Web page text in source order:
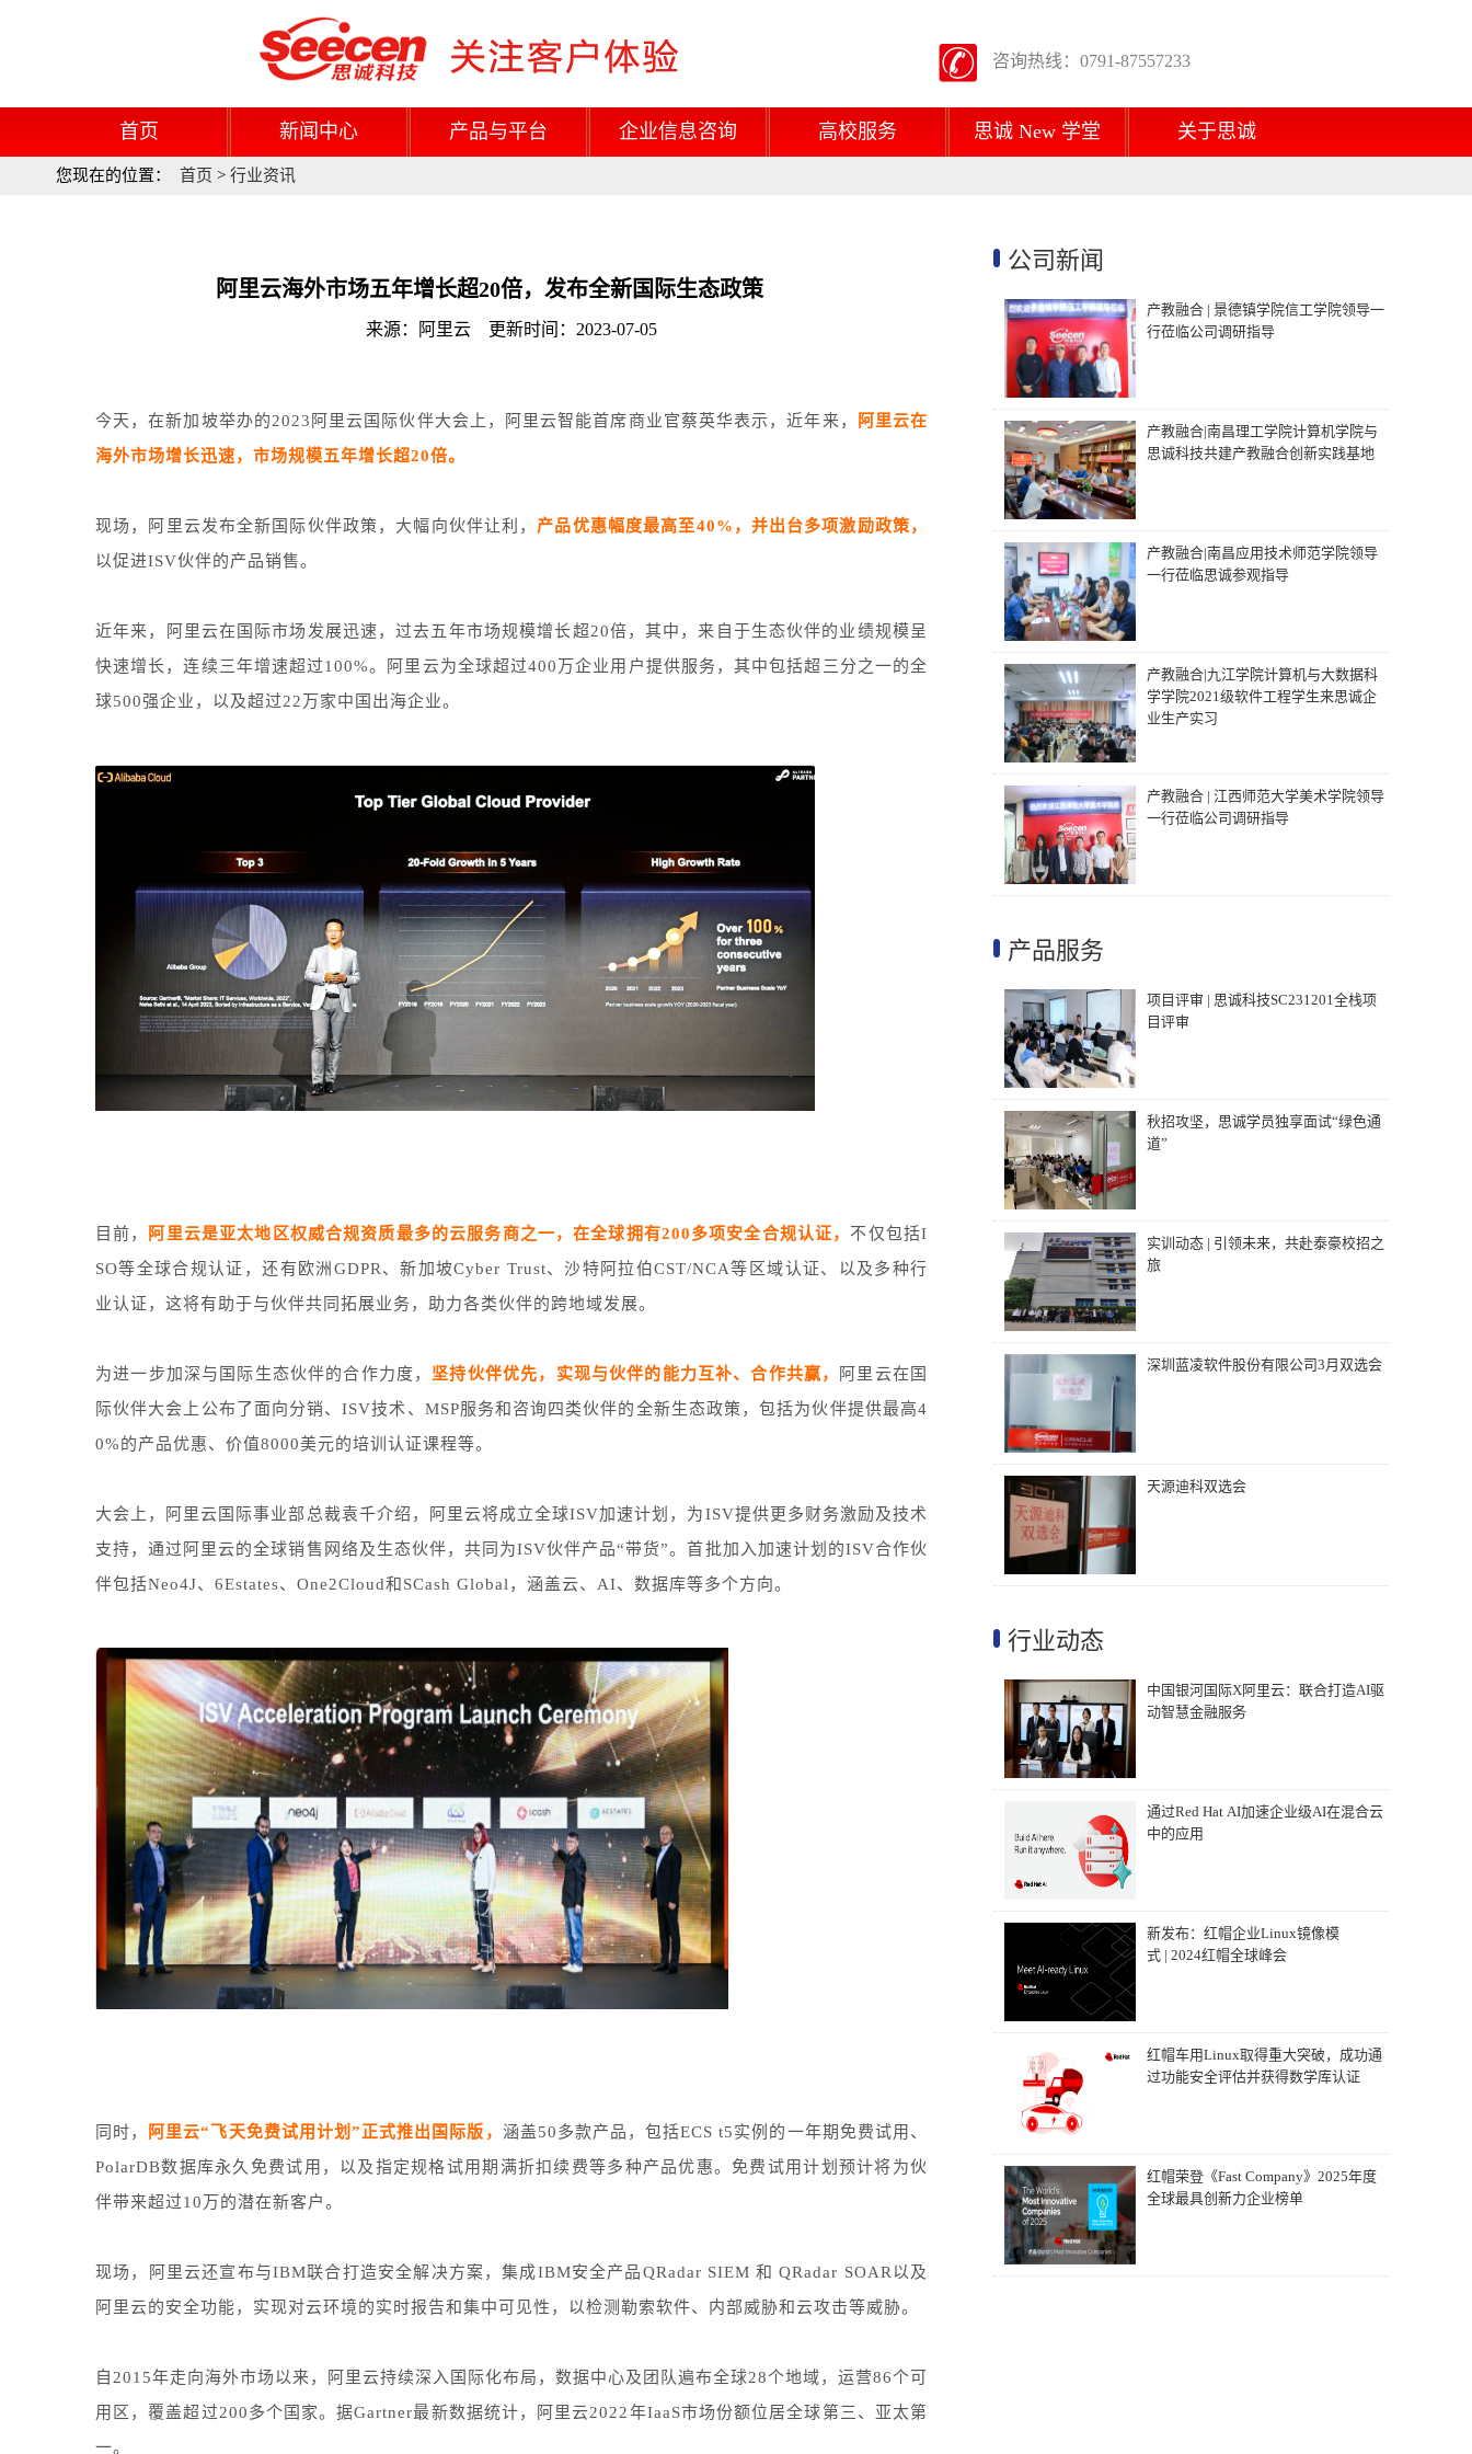
咨询热线：0791-87557233
首页 新闻中心 产品与平台 企业信息咨询 高校服务 思诚 New 学堂 关于思诚
您现在的位置： 首页 > 行业资讯
阿里云海外市场五年增长超20倍，发布全新国际生态政策
来源：阿里云 更新时间：2023-07-05
今天，在新加坡举办的2023阿里云国际伙伴大会上，阿里云智能首席商业官蔡英华表示，近年来，
阿里云在
海外市场增长迅速，市场规模五年增长超20倍。
现场，阿里云发布全新国际伙伴政策，大幅向伙伴让利， 产品优惠幅度最高至40%，并出台多项激励政策，
以促进ISV伙伴的产品销售。
近年来，阿里云在国际市场发展迅速，过去五年市场规模增长超20倍，其中，来自于生态伙伴的业绩规模呈
快速增长，连续三年增速超过100%。阿里云为全球超过400万企业用户提供服务，其中包括超三分之一的全
球500强企业，以及超过22万家中国出海企业。
目前， 阿里云是亚太地区权威合规资质最多的云服务商之一，在全球拥有200多项安全合规认证， 不仅包括I
SO等全球合规认证，还有欧洲GDPR、新加坡Cyber Trust、沙特阿拉伯CST/NCA等区域认证、以及多种行
业认证，这将有助于与伙伴共同拓展业务，助力各类伙伴的跨地域发展。
为进一步加深与国际生态伙伴的合作力度， 坚持伙伴优先，实现与伙伴的能力互补、合作共赢，
阿里云在国
际伙伴大会上公布了面向分销、ISV技术、MSP服务和咨询四类伙伴的全新生态政策，包括为伙伴提供最高4
0%的产品优惠、价值8000美元的培训认证课程等。
大会上，阿里云国际事业部总裁袁千介绍，阿里云将成立全球ISV加速计划，为ISV提供更多财务激励及技术
支持，通过阿里云的全球销售网络及生态伙伴，共同为ISV伙伴产品“带货”。首批加入加速计划的ISV合作伙
伴包括Neo4J、6Estates、One2Cloud和SCash Global，涵盖云、AI、数据库等多个方向。
同时， 阿里云“飞天免费试用计划”正式推出国际版， 涵盖50多款产品，包括ECS t5实例的一年期免费试用、
PolarDB数据库永久免费试用，以及指定规格试用期满折扣续费等多种产品优惠。免费试用计划预计将为伙
伴带来超过10万的潜在新客户。
现场，阿里云还宣布与IBM联合打造安全解决方案，集成IBM安全产品QRadar SIEM 和 QRadar SOAR以及
阿里云的安全功能，实现对云环境的实时报告和集中可见性，以检测勒索软件、内部威胁和云攻击等威胁。
自2015年走向海外市场以来，阿里云持续深入国际化布局，数据中心及团队遍布全球28个地域，运营86个可
用区，覆盖超过200多个国家。据Gartner最新数据统计，阿里云2022年IaaS市场份额位居全球第三、亚太第
一。
公司新闻
产教融合 | 景德镇学院信工学院领导一
行莅临公司调研指导
产教融合|南昌理工学院计算机学院与
思诚科技共建产教融合创新实践基地
产教融合|南昌应用技术师范学院领导
一行莅临思诚参观指导
产教融合|九江学院计算机与大数据科
学学院2021级软件工程学生来思诚企
业生产实习
产教融合 | 江西师范大学美术学院领导
一行莅临公司调研指导
产品服务
项目评审 | 思诚科技SC231201全栈项
目评审
秋招攻坚，思诚学员独享面试“绿色通
道”
实训动态 | 引领未来，共赴泰豪校招之
旅
深圳蓝凌软件股份有限公司3月双选会
天源迪科双选会
行业动态
中国银河国际X阿里云：联合打造AI驱
动智慧金融服务
通过Red Hat AI加速企业级AI在混合云
中的应用
新发布：红帽企业Linux镜像模
式 | 2024红帽全球峰会
红帽车用Linux取得重大突破，成功通
过功能安全评估并获得数学库认证
红帽荣登《Fast Company》2025年度
全球最具创新力企业榜单